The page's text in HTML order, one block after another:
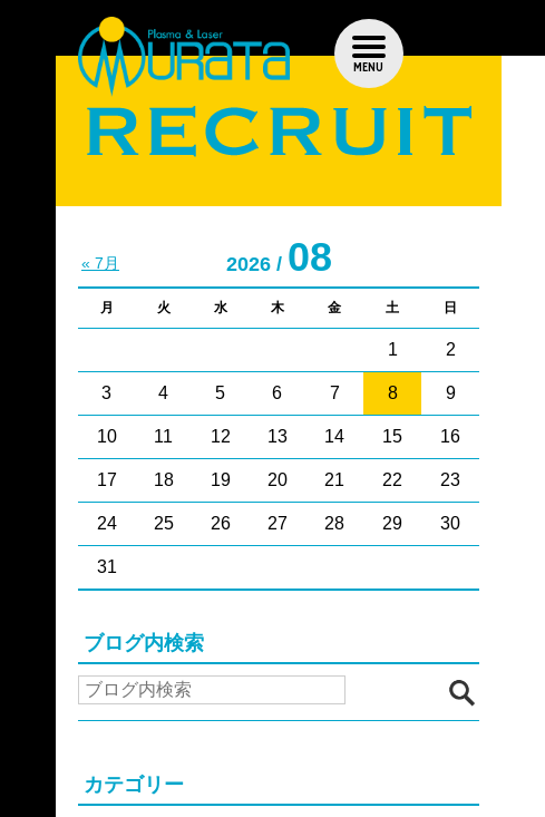
MENU
2026 / 08
月 火 水 木 金 土 日
1 2
3 4 5 6 7 8 9
10 11 12 13 14 15 16
17 18 19 20 21 22 23
24 25 26 27 28 29 30
31
« 7月
ブログ内検索
カテゴリー